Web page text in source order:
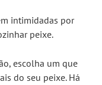
intimidadas por
peixe.
escolha um que
do seu peixe. Há